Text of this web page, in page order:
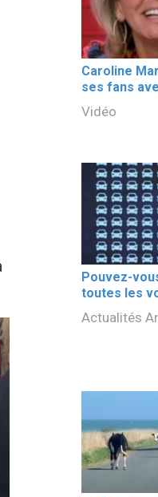
Caroline
ses fans
Vidéo
Pouvez-
toutes les
Actualités